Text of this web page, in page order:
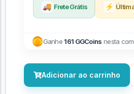
🚚 Frete Grátis ⚡
Ganhe161 GGCoins nesta
Adicionar ao carrinho